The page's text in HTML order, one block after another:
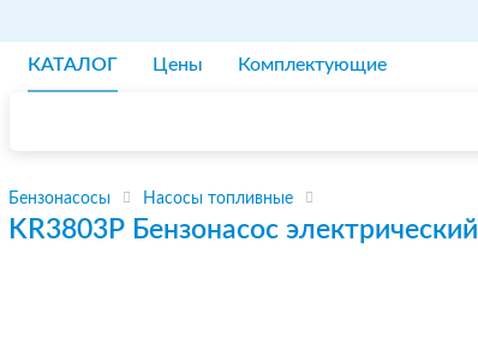
КАТАЛОГ Цены Комплектующие
Бензонасосы Насосы топливные
KR3803P Бензонасос электрический